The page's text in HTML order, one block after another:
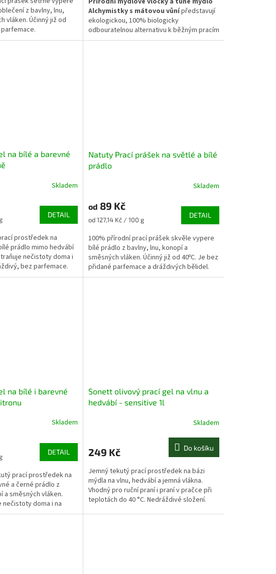
z bavlny, lnu,
vláken. Účinný již od
parfemace.
Alchymistky s mátovou vůnípředstavují
ekologickou, 100% biologicky
odbouratelnou alternativu k běžným pracím
a mycím prostředkům. Jsou vyrobeny ze
na bílé a barevné
Skladem
DETAIL
prostředek na
prádlo mimo hedvábí
nečistoty doma i
bez parfemace.
Natuty Prací prášek na světlé a bílé
prádlo
Skladem
od 89 Kč
Měrná
od 127,14 Kč / 100 g
DETAIL
100% přírodní prací prášek skvěle vypere
bílé prádlo z bavlny, lnu, konopí a
směsných vláken. Účinný již od 40ºC. Je bez
přidané parfemace a dráždivých bělidel.
na bílé i barevné
Skladem
DETAIL
prací prostředekna
a černé prádlo z
a směsných vláken.
nečistoty doma i na
Sonett olivový prací gel na vlnu a
hedvábí - sensitive 1l
Skladem
249 Kč Do košíku
Jemný tekutý prací prostředek na bázi
mýdla na vlnu, hedvábí a jemná vlákna.
Vhodný pro ruční praní i praní v pračce při
teplotách do 40 °C. Nedráždivé složení.